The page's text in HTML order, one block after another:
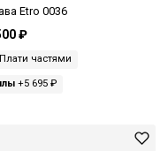
Etro 0036
₽
Плати частями
+5 695 ₽